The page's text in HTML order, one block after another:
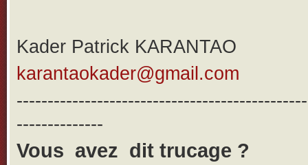
Kader Patrick KARANTAO
karantaokader@gmail.com
--------------
Vous avez dit trucage ?